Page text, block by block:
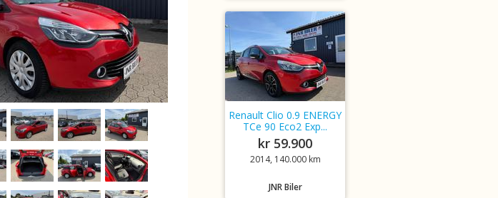
Renault Clio 0.9 ENERGY
TCe 90 Eco2 Exp...
kr 59.900
2014, 140.000 km
JNR Biler